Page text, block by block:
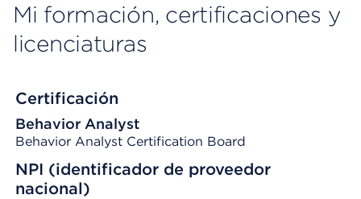
Mi formación, certificaciones y
licenciaturas
Certificación
Behavior Analyst
Behavior Analyst Certification Board
NPI (identificador de proveedor
nacional)